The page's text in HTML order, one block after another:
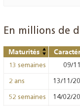
En millions de
Maturités
13 semaines 09/
2 ans 13/11/
52 semaines 14/02/